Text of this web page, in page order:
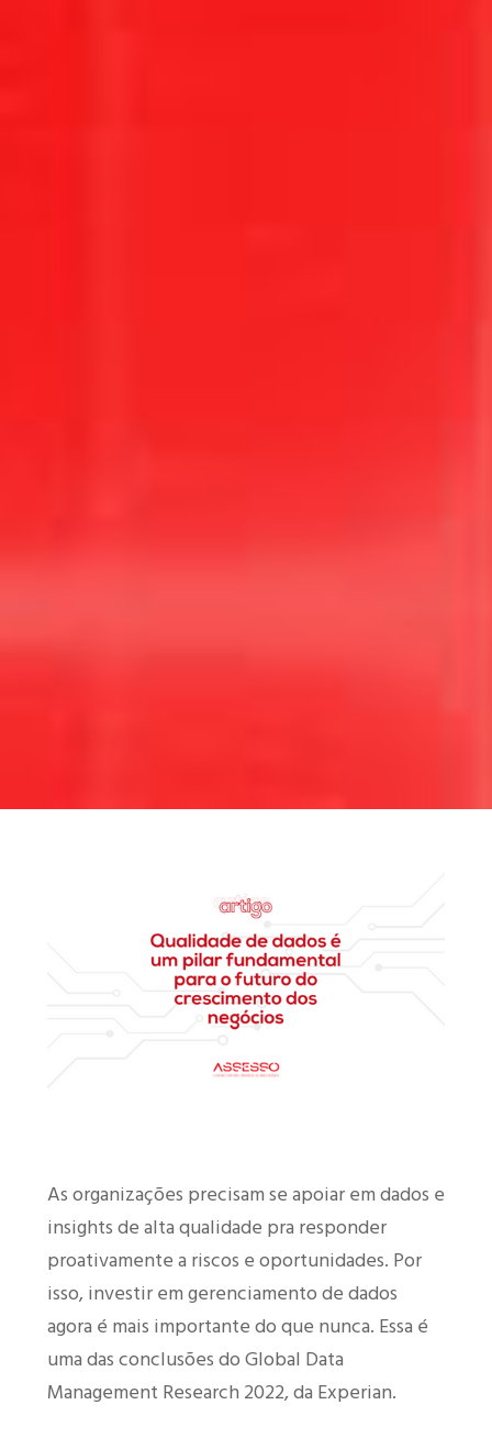
As organizações precisam se apoiar em dados e
insights de alta qualidade pra responder
proativamente a riscos e oportunidades. Por
isso, investir em gerenciamento de dados
agora é mais importante do que nunca. Essa é
uma das conclusões do Global Data
Management Research 2022, da Experian.